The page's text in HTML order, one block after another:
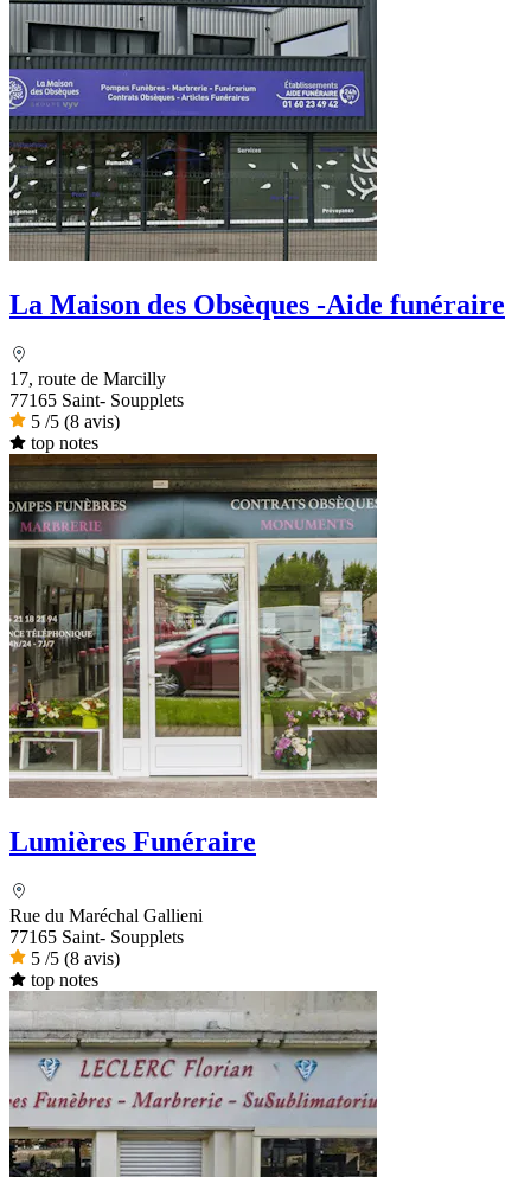
La Maison des Obsèques -Aide funéraire
17, route de Marcilly
77165 Saint- Soupplets
5 /5 (8 avis)
top notes
Lumières Funéraire
Rue du Maréchal Gallieni
77165 Saint- Soupplets
5 /5 (8 avis)
top notes